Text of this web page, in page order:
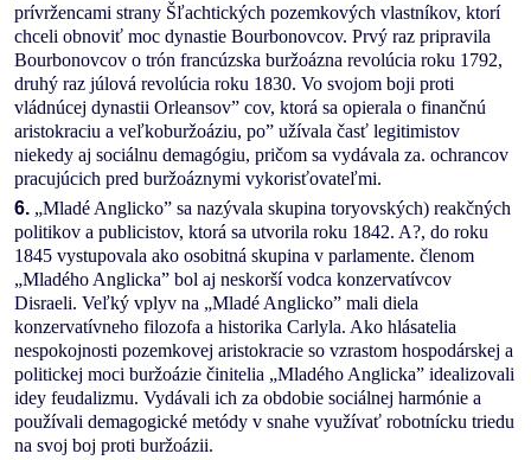
prívržencami strany Šľachtických pozemkových vlastníkov, ktorí
chceli obnoviť moc dynastie Bourbonovcov. Prvý raz pripravila
Bourbonovcov o trón francúzska buržoázna revolúcia roku 1792,
druhý raz júlová revolúcia roku 1830. Vo svojom boji proti
vládnúcej dynastii Orleansov” cov, ktorá sa opierala o finančnú
aristokraciu a veľkoburžoáziu, po” užívala časť legitimistov
niekedy aj sociálnu demagógiu, pričom sa vydávala za. ochrancov
pracujúcich pred buržoáznymi vykorisťovateľmi.
6. „Mladé Anglicko” sa nazývala skupina toryovských) reakčných
politikov a publicistov, ktorá sa utvorila roku 1842. A?, do roku
1845 vystupovala ako osobitná skupina v parlamente. členom
„Mladého Anglicka” bol aj neskorší vodca konzervatívcov
Disraeli. Veľký vplyv na „Mladé Anglicko” mali diela
konzervatívneho filozofa a historika Carlyla. Ako hlásatelia
nespokojnosti pozemkovej aristokracie so vzrastom hospodárskej a
politickej moci buržoázie činitelia „Mladého Anglicka” idealizovali
idey feudalizmu. Vydávali ich za obdobie sociálnej harmónie a
používali demagogické metódy v snahe využívať robotnícku triedu
na svoj boj proti buržoázii.